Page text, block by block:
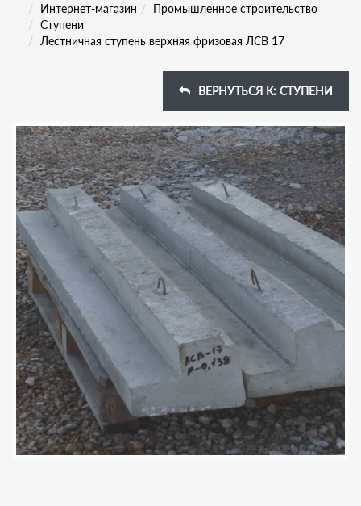
Интернет-магазин
Промышленное строительство
Ступени
Лестничная ступень верхняя фризовая ЛСВ 17
ВЕРНУТЬСЯ К: СТУПЕНИ